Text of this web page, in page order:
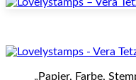
„Papier, Farbe,